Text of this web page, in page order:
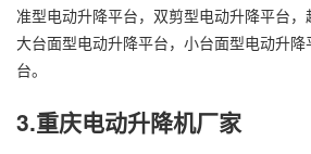
准型电动升降平台，双剪型电动升降平台，
大台面型电动升降平台，小台面型电动升
台。
3.重庆电动升降机厂家